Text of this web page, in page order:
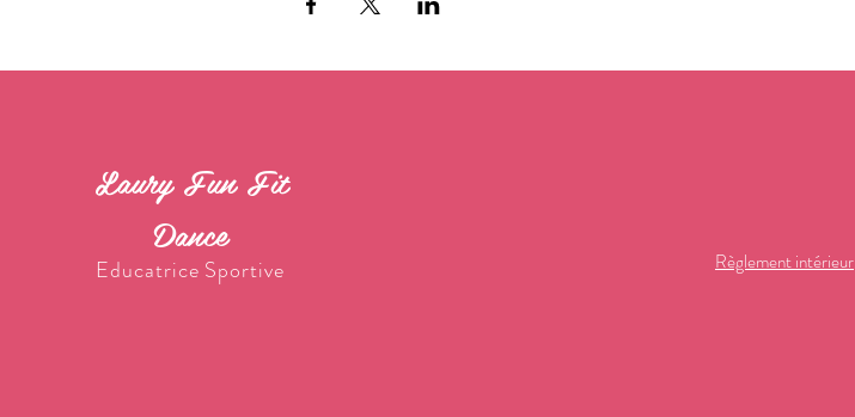
Laury Fun Fit
Dance
Educatrice Sportive Règlement intérieur